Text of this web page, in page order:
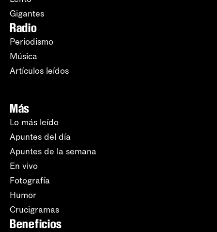
Gigantes
Radio
Periodismo
Música
Artículos leídos
Más
Lo más leído
Apuntes del día
Apuntes de la semana
En vivo
Fotografía
Humor
Crucigramas
Beneficios